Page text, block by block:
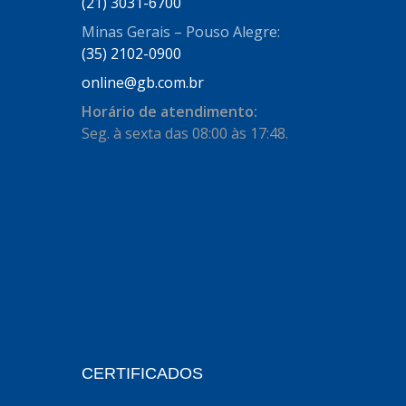
BECA FREIOS (25)
BOSAL
BRASMECK (656)
COMALTECH/JPEMA
Minas Gerais – Pouso Alegre:
(35) 2102-0900
online@gb.com.br
Horário de atendimento:
Seg. à sexta das 08:00 às 17:48.
CERTIFICADOS